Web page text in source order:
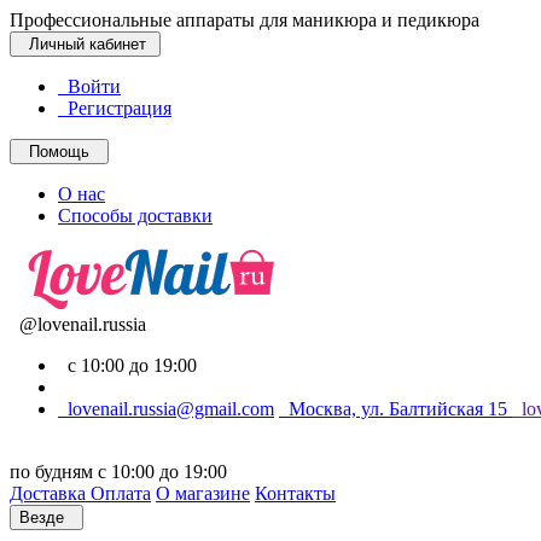
Профессиональные аппараты для маникюра и педикюра
Личный кабинет
Войти
Регистрация
Помощь
О нас
Способы доставки
@lovenail.russia
с 10:00 до 19:00
lovenail.russia@gmail.com Москва, ул. Балтийская 15
по будням с 10:00 до 19:00
Доставка Оплата О магазине Контакты
Везде